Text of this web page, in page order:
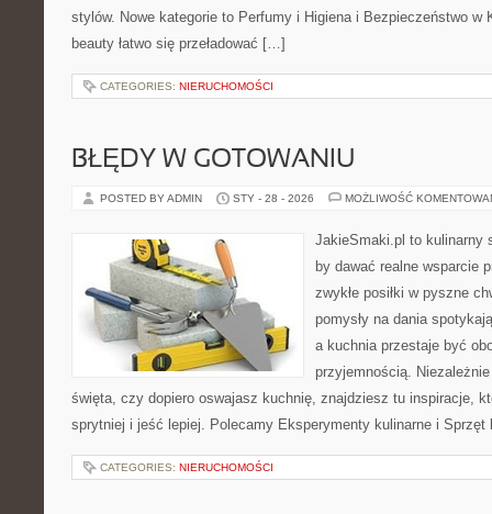
stylów. Nowe kategorie to Perfumy i Higiena i Bezpieczeństwo w
beauty łatwo się przeładować […]
CATEGORIES: NIERUCHOMOŚCI
BŁĘDY W GOTOWANIU
POSTED BY ADMIN STY - 28 - 2026 MOŻLIWOŚĆ
JakieSmaki.pl to kulinarny
by dawać realne wsparcie
zwykłe posiłki w pyszne
pomysły na dania
a kuchnia przestaje być
przyjemnością.
święta, czy dopiero oswajasz kuchnię, znajdziesz tu inspiracje,
sprytniej i jeść lepiej. Polecamy Eksperymenty kulinarne i
CATEGORIES: NIERUCHOMOŚCI